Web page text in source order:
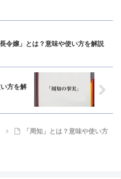
長令嬢」とは？意味や使い方を解説
方を解
「周知」とは？意味や使い方